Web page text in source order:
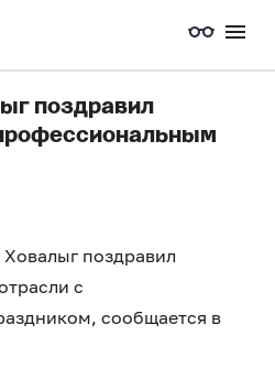
поздравил
поздравил
с
сообщается в